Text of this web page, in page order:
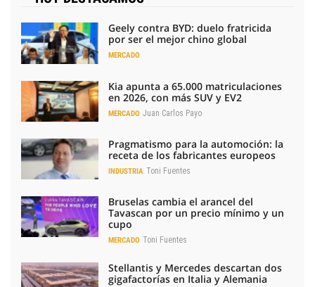
Geely contra BYD: duelo fratricida
por ser el mejor chino global
MERCADO
Kia apunta a 65.000 matriculaciones
en 2026, con más SUV y EV2
MERCADO Juan Carlos Payo
Pragmatismo para la automoción: la
receta de los fabricantes europeos
INDUSTRIA Toni Fuentes
Bruselas cambia el arancel del
Tavascan por un precio mínimo y un
cupo
MERCADO Toni Fuentes
Stellantis y Mercedes descartan dos
gigafactorías en Italia y Alemania